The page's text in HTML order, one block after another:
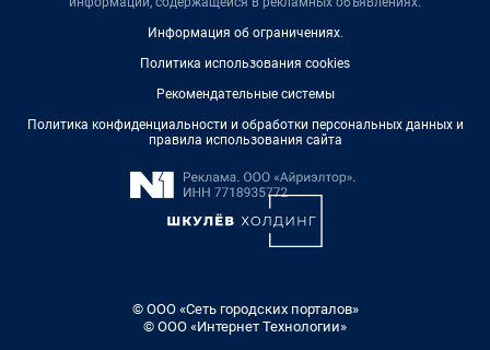
Информация об ограничениях.
Политика использования cookies
Рекомендательные системы
Политика конфиденциальности и обработки персональных данных и
правила использования сайта
© ООО «Сеть городских порталов»
© ООО «Интернет Технологии»